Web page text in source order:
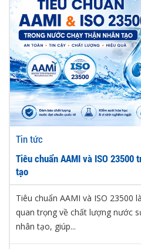
Tin tức
Tiêu chuẩn AAMI và ISO
tạo
Tiêu chuẩn AAMI và ISO 23500
quan trọng về chất lượng nước
nhân tạo, giúp...